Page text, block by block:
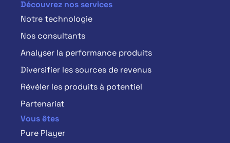
Découvrez nos services
Notre technologie
Nos consultants
Analyser la performance produits
Diversifier les sources de revenus
Révéler les produits à potentiel
Partenariat
Vous êtes
Pure Player